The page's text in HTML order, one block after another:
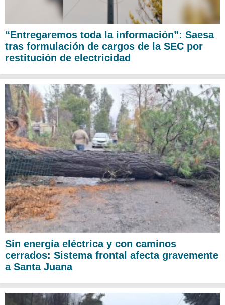
“Entregaremos toda la información”: Saesa
tras formulación de cargos de la SEC por
restitución de electricidad
Sin energía eléctrica y con caminos
cerrados: Sistema frontal afecta gravemente
a Santa Juana